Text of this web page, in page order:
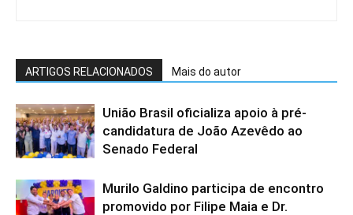
ARTIGOS RELACIONADOS Mais do autor
União Brasil oficializa apoio à pré-
candidatura de João Azevêdo ao
Senado Federal
Murilo Galdino participa de encontro
promovido por Filipe Maia e Dr.